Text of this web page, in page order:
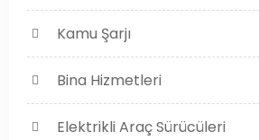
Kamu Şarjı
Bina Hizmetleri
Elektrikli Araç Sürücüleri